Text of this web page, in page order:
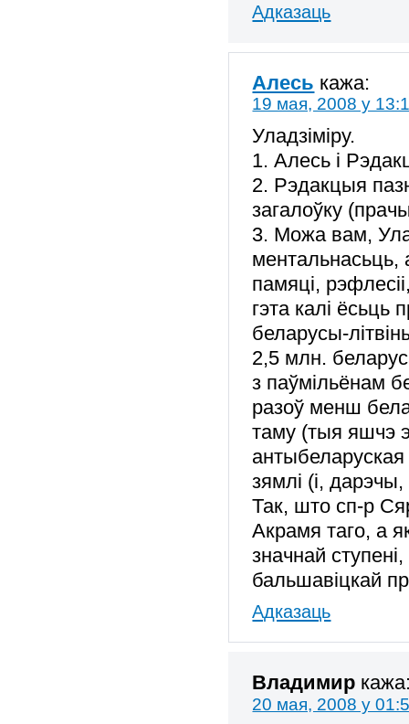
Адказаць
Алесь кажа:
19 мая, 2008 у
Уладзіміру.
1. Алесь і
2. Рэдакцыя
загалоўку
3. Можа вам,
ментальнасьць,
памяці,
гэта калі
беларусы-
2,5 млн.
з паўмільёнам
разоў менш
таму (тыя яшчэ
зямлі (і,
Так, што сп-р
Акрамя таго, а
значнай
бальшавіцкай
Адказаць
Владимир
20 мая, 2008 у